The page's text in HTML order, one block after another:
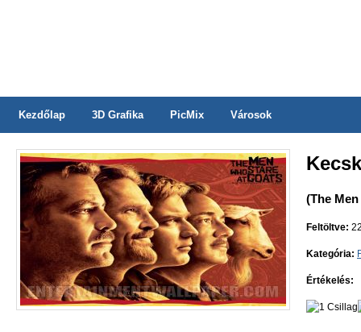
Kezdőlap 3D Grafika PicMix Városok
(The
Feltöltve:
Kategória:
Értékelés: